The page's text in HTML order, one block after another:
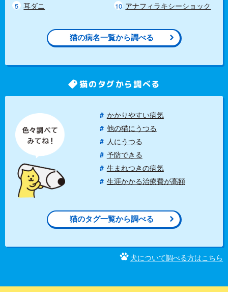
耳ダニ
アナフィラキシーショック
猫の病名一覧から調べる
猫のタグから調べる
かかりやすい病気
他の猫にうつる
人にうつる
予防できる
生まれつきの病気
生涯かかる治療費が高額
猫のタグ一覧から調べる
犬について調べる方はこちら